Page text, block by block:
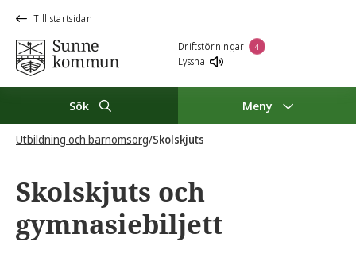
Till startsidan
Driftstörningar 4
Lyssna
Sök Meny
Utbildning och barnomsorg/Skolskjuts
Skolskjuts och
gymnasiebiljett